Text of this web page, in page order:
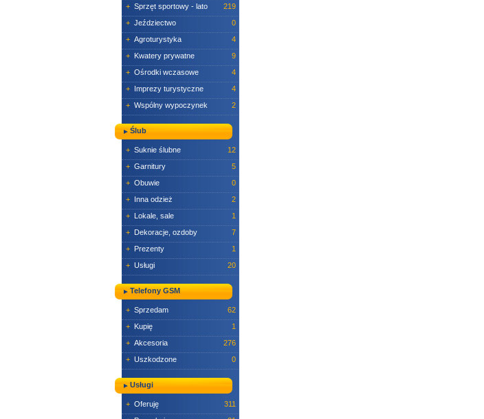
+ Sprzęt sportowy - lato
219
+ Jeździectwo
0
+ Agroturystyka
4
+ Kwatery prywatne
9
+ Ośrodki wczasowe
4
+ Imprezy turystyczne
4
+ Wspólny wypoczynek 2
Ślub
+ Suknie ślubne
12
+ Garnitury
5
+ Obuwie
0
+ Inna odzież
2
+ Lokale, sale
1
+ Dekoracje, ozdoby
7
+ Prezenty
1
+ Usługi 20
Telefony GSM
+ Sprzedam
62
+ Kupię
1
+ Akcesoria
276
+ Uszkodzone 0
Usługi
+ Oferuję
311